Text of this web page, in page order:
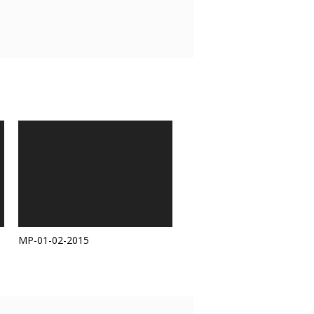
MP-01-02-2015